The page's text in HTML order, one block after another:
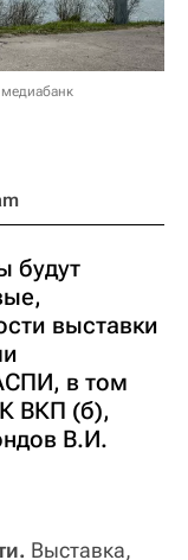
будут
выставки
в том
ВКП (б),
В.И.
Выставка,